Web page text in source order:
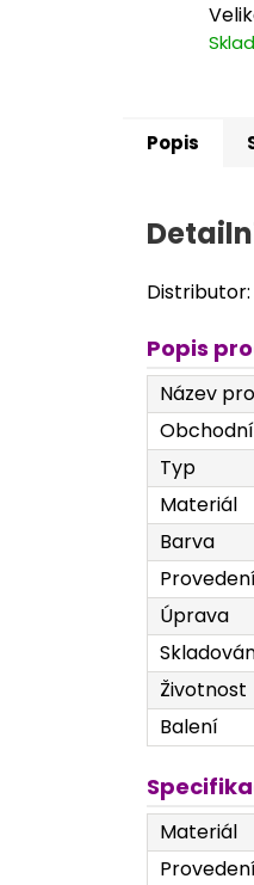
Popis
Distributor:
Popis
Název
Typ
Materiál
Barva
Úprava
Životnost
Balení
Materiál